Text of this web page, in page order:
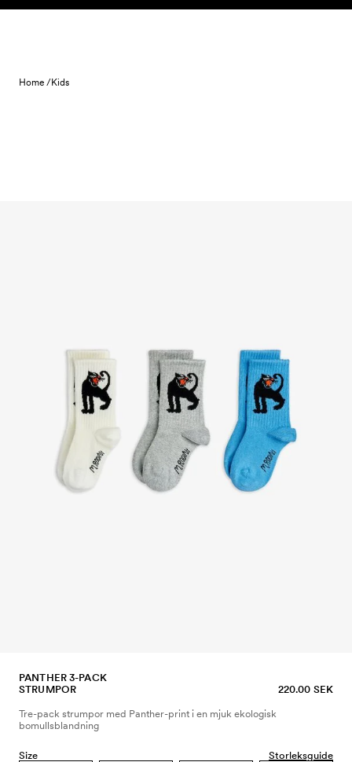
Skip to content
Home /Kids
PANTHER 3-PACK
STRUMPOR
220.00 SEK
Tre-pack strumpor med Panther-print i en mjuk ekologisk
bomullsblandning
Size Storleksguide